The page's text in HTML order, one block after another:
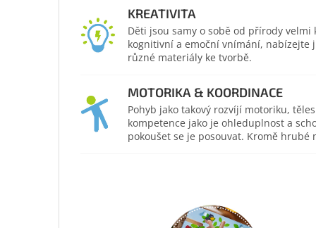
KREATIVITA
Děti jsou samy o sobě od přírody
kognitivní a emoční vnímání, nabízejte
různé materiály ke tvorbě.
MOTORIKA & KOORDINACE
Pohyb jako takový rozvíjí motoriku,
kompetence jako je ohleduplnost a
pokoušet se je posouvat. Kromě